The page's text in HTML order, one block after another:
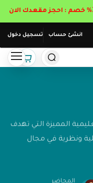
انشئ حساب تسجيل دخول
المميزة التي تهدف
ونظرية في مجال
المحاضر